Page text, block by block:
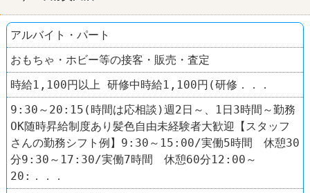
アルバイト・パート
おもちゃ・ホビー等の接客・販売・査定
時給1,100円以上 研修中時給1,100円(研修．．．
9:30～20:15(時間は応相談)週2日～、1日3時間～勤務
OK随時昇給制度あり髪色自由未経験者大歓迎【スタッフ
さんの勤務シフト例】9:30～15:00/実働5時間 休憩30
分9:30～17:30/実働7時間 休憩60分12:00～
20:．．．